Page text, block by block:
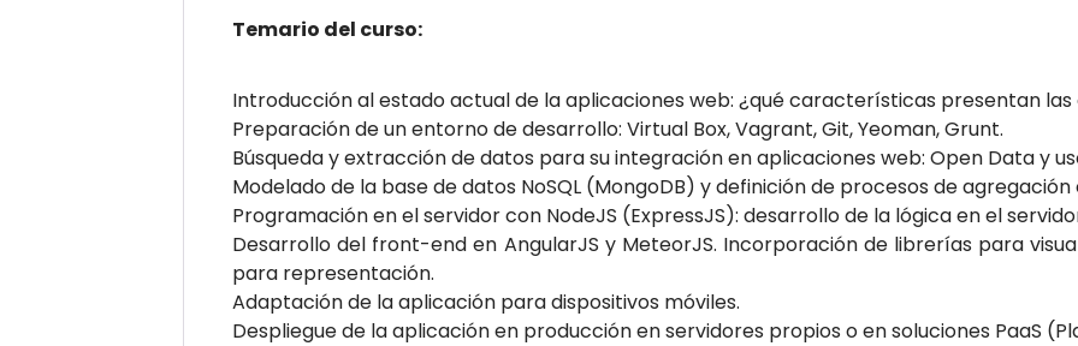
Temario del curso:
Introducción al estado actual de la aplicaciones web: ¿qué características presentan
Preparación de un entorno de desarrollo: Virtual Box, Vagrant, Git, Yeoman, Grunt.
Búsqueda y extracción de datos para su integración en aplicaciones web: Open Data y
Modelado de la base de datos NoSQL (MongoDB) y definición de procesos de
Programación en el servidor con NodeJS (ExpressJS): desarrollo de la lógica en el
Desarrollo del front-end en AngularJS y MeteorJS. Incorporación de librerías para
para representación.
Adaptación de la aplicación para dispositivos móviles.
Despliegue de la aplicación en producción en servidores propios o en soluciones PaaS